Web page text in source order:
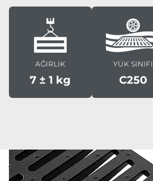
AĞIRLIK
7 ± 1 kg
YÜK SINIFI
C250